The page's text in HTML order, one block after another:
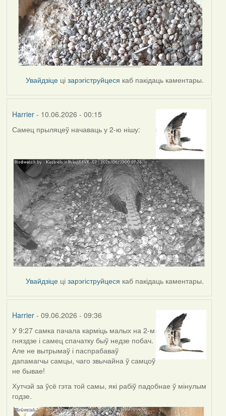
Увайдзіце цізарэгіструйцеся каб пакідаць каментары.
Harrier- 10.06.2026 - 00:15
Самец прыляцеў начаваць у 2-ю нішу:
Увайдзіце цізарэгіструйцеся каб пакідаць каментары.
Harrier- 09.06.2026 - 09:36
У 9:27 самка пачала карміць малых на 2-м
гняздзе і самец спачатку быў недзе побач.
Але не вытрымаў і паспрабаваў
дапамагчы самцы, чаго звычайна ў самцоў
не бывае!
Хутчэй за ўсё гэта той самы, які рабіў падобнае ў мінулым
годзе.